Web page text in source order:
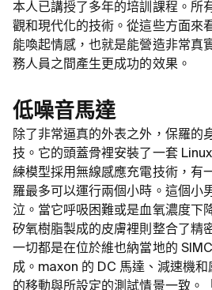
本人已講授了多年的培訓課程。所
觀和現代化的技術。從這些方面來
能喚起情感，也就是能營造非常真
務人員之間產生更成功的效果。
低噪音馬達
除了非常逼真的外表之外，保羅的
技。它的頭蓋骨裡安裝了一套
練模型採用無線感應充電技術，有
羅最多可以運行兩個小時。這個小
泣。當它呼吸困難或是血氧濃度下
矽氧樹脂製成的皮膚裡則整合了精
一切都是在位於維也納當地的
成。maxon 的 DC 馬達、減速機和
的移動與所設定的測試情景一致。